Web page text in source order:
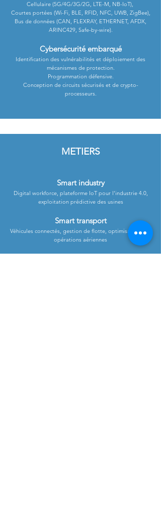
Cellulaire (5G/4G/3G/2G, LTE-M, NB-IoT),
Courtes portées (Wi-Fi, BLE, RFID, NFC, UWB, ZigBee),
Bus de données (CAN, FLEXRAY, ETHERNET, AFDX,
ARINC429, Safe-by-wire).
Cybersécurité embarqué
Identification des vulnérabilités et déploiement des
mécanismes de protection.
Programmation défensive.
Conception de circuits sécurisés et de crypto-
processeurs.
METIERS
Smart industry
Digital workforce, plateforme IoT pour l'industrie 4.0,
exploitation prédictive des usines
Smart transport
Véhicules connectés, gestion de flotte, optimisation des
opérations aériennes